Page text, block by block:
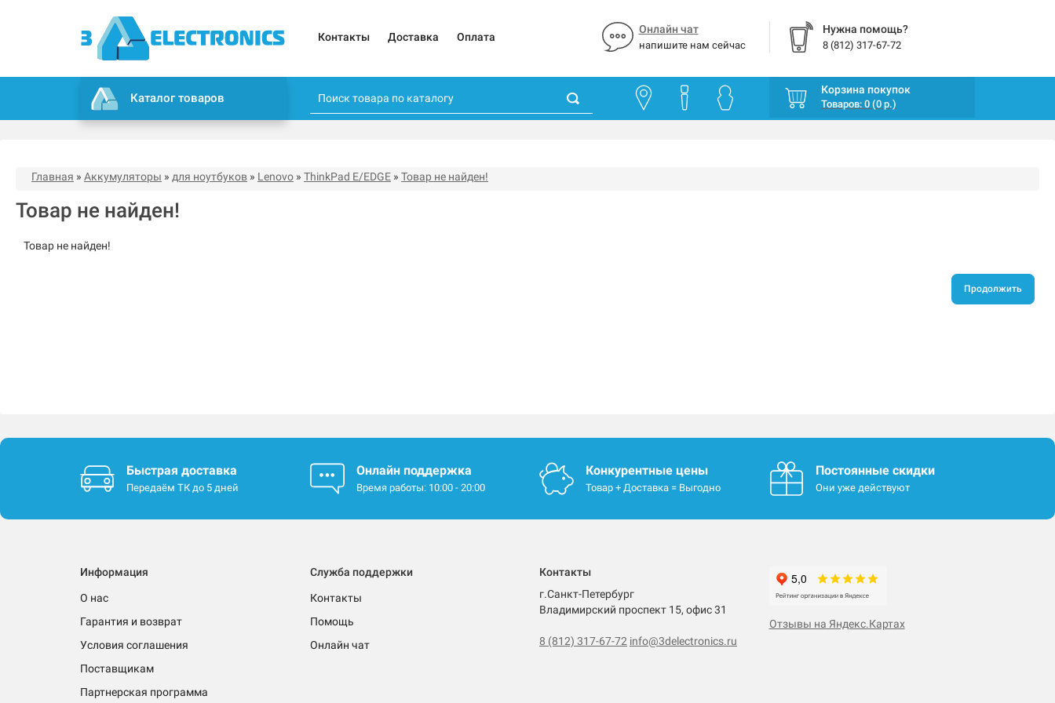
Контакты Доставка Оплата
Онлайн чат
напишите нам сейчас
Нужна помощь?
8 (812) 317-67-72
Каталог товаров
Корзина покупок
Товаров: 0 (0 р.)
Главная » Аккумуляторы » для ноутбуков » Lenovo » ThinkPad E/EDGE » Товар не найден!
Товар не найден!
Товар не найден!
Продолжить
Быстрая доставка
Передаём ТК до 5 дней
Онлайн поддержка
Время работы: 10:00 - 20:00
Конкурентные цены
Товар + Доставка = Выгодно
Постоянные скидки
Они уже действуют
Информация
О нас
Гарантия и возврат
Условия соглашения
Поставщикам
Партнерская программа
Служба поддержки
Контакты
Помощь
Онлайн чат
Контакты
г.Санкт-Петербург
Владимирский проспект 15, офис 31
8 (812) 317-67-72 info@3delectronics.ru
Отзывы на Яндекс.Картах